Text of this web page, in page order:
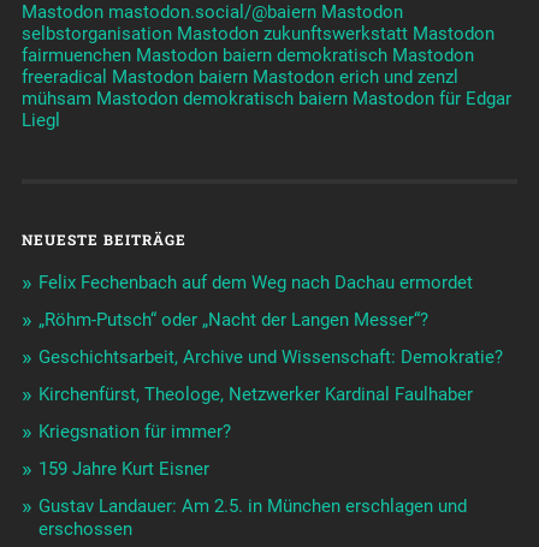
Mastodon mastodon.social/@baiern Mastodon
selbstorganisation Mastodon zukunftswerkstatt Mastodon
fairmuenchen Mastodon baiern demokratisch Mastodon
freeradical Mastodon baiern Mastodon erich und zenzl
mühsam Mastodon demokratisch baiern Mastodon für Edgar
Liegl
NEUESTE BEITRÄGE
Felix Fechenbach auf dem Weg nach Dachau ermordet
„Röhm-Putsch“ oder „Nacht der Langen Messer“?
Geschichtsarbeit, Archive und Wissenschaft: Demokratie?
Kirchenfürst, Theologe, Netzwerker Kardinal Faulhaber
Kriegsnation für immer?
159 Jahre Kurt Eisner
Gustav Landauer: Am 2.5. in München erschlagen und
erschossen